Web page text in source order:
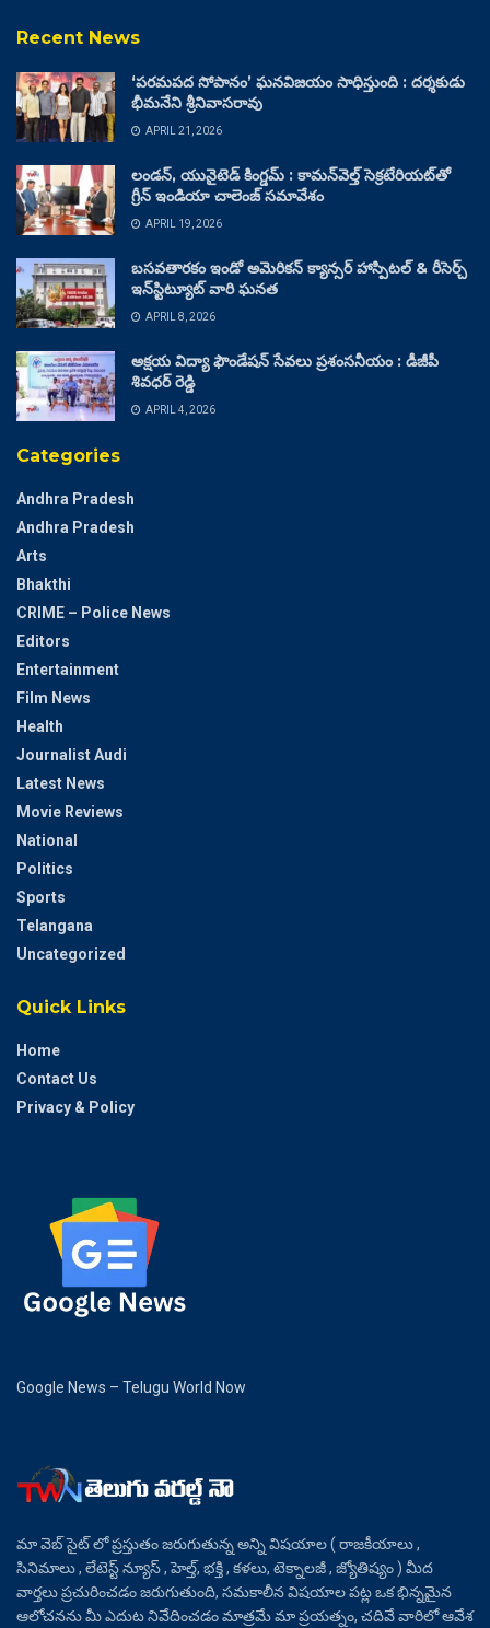
Recent News
‘పరమపద సోపానం’ ఘనవిజయం సాధిస్తుంది : దర్శకుడు
భీమనేని శ్రీనివాసరావు
APRIL 21, 2026
లండన్, యునైటెడ్ కింగ్డమ్ : కామన్‌వెల్త్ సెక్రటేరియట్‌తో
గ్రీన్ ఇండియా చాలెంజ్ సమావేశం
APRIL 19, 2026
బసవతారకం ఇండో అమెరికన్ క్యాన్సర్ హాస్పిటల్ & రీసెర్చ్
ఇన్‌స్టిట్యూట్ వారి ఘనత
APRIL 8, 2026
అక్షయ విద్యా ఫౌండేషన్ సేవలు ప్రశంసనీయం : డీజీపీ
శివధర్ రెడ్డి
APRIL 4, 2026
Categories
Andhra Pradesh
Andhra Pradesh
Arts
Bhakthi
CRIME – Police News
Editors
Entertainment
Film News
Health
Journalist Audi
Latest News
Movie Reviews
National
Politics
Sports
Telangana
Uncategorized
Quick Links
Home
Contact Us
Privacy & Policy
Google News – Telugu World Now
మా వెబ్ సైట్ లో ప్రస్తుతం జరుగుతున్న అన్ని విషయాల ( రాజకీయాలు ,
సినిమాలు , లేటెస్ట్ న్యూస్ , హెల్త్, భక్తి , కళలు, టెక్నాలజీ , జ్యోతిష్యం ) మీద
వార్తలు ప్రచురించడం జరుగుతుంది, సమకాలీన విషయాల పట్ల ఒక భిన్నమైన
ఆలోచనను మీ ఎదుట నివేదించడం మాత్రమే మా ప్రయత్నం, చదివే వారిలో ఆవేశ